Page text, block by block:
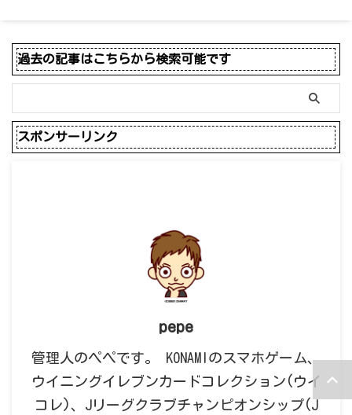
過去の記事はこちらから検索可能です
スポンサーリンク
pepe
管理人のペペです。 KONAMIのスマホゲーム、
ウイニングイレブンカードコレクション(ウイ
コレ)、Jリーグクラブチャンピオンシップ(J